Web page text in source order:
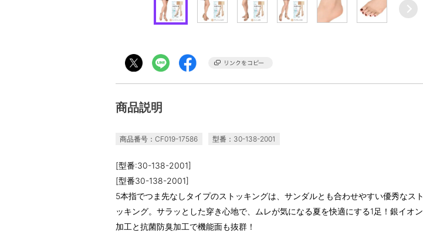
商品説明
商品番号：CF019-17586 型番：30-138-2001
[型番:30-138-2001]
[型番30-138-2001]
5本指でつま先なしタイプのストッキングは、サンダルとも合わせやすい優秀なスト
ッキング。サラッとした穿き心地で、ムレが気になる夏を快適にする1足！銀イオン
加工と抗菌防臭加工で機能面も抜群！